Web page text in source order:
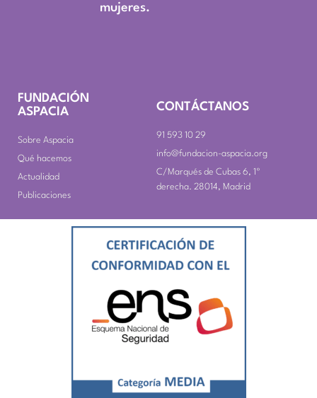
mujeres.
FUNDACIÓN
ASPACIA
Sobre Aspacia
Qué hacemos
Actualidad
Publicaciones
CONTÁCTANOS
91 593 10 29
info@fundacion-aspacia.org
C/Marqués de Cubas 6, 1º
derecha. 28014, Madrid